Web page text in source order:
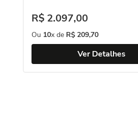
R$ 2.097,00
Ou 10x de R$ 209,70
Ver Detalhes